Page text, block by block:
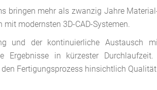
bringen mehr als zwanzig Jahre
mit modernsten 3D-CAD-Systemen.
und der kontinuierliche Austausch
Ergebnisse in kürzester
Fertigungsprozess hinsichtlich